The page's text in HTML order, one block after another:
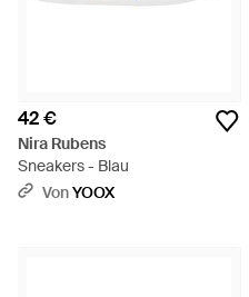
42 €
Nira Rubens
Sneakers - Blau
VonYOOX